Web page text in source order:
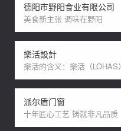
德阳市野阳食业有限公司
美食新主张 调味在野阳
樂活設計
樂活的含义：樂活（LOHAS）
派尔盾门窗
十年匠心工艺 铸就非凡品质